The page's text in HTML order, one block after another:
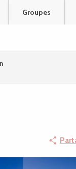
Groupes